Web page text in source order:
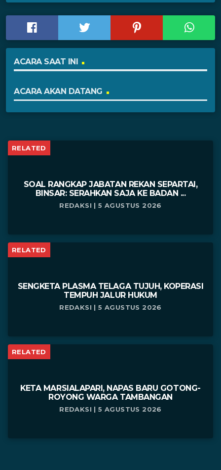
ACARA SAAT INI
ACARA AKAN DATANG
RELATED
SOAL RANGKAP JABATAN REKAN SEPARTAI,
BINSAR: SERAHKAN SAJA KE BADAN ...
REDAKSI | 5 AGUSTUS 2026
RELATED
SENGKETA PLASMA TELAGA TUJUH, KOPERASI
TEMPUH JALUR HUKUM
REDAKSI | 5 AGUSTUS 2026
RELATED
KETA MARSIALAPARI, NAPAS BARU GOTONG-
ROYONG WARGA TAMBANGAN
REDAKSI | 5 AGUSTUS 2026